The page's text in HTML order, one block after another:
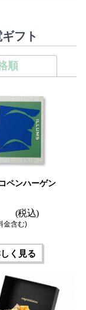
フト
順
ペンハーゲン
(税込)
金含む)
く見る